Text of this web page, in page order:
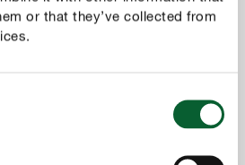
or that they’ve collected from